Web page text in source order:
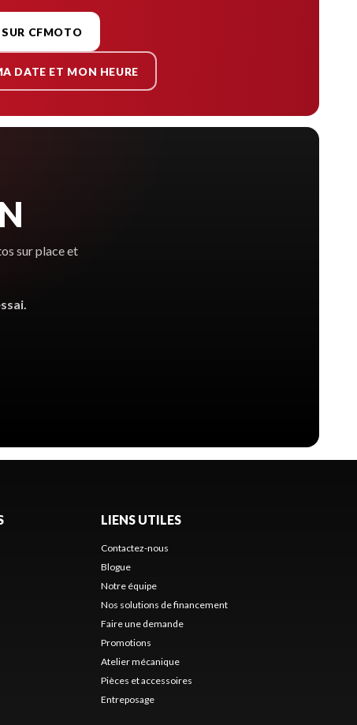
SUR CFMOTO
DATE ET MON HEURE
sur place et
LIENS UTILES
Contactez-nous
Blogue
Notre équipe
Nos solutions de financement
Faire une demande
Promotions
Atelier mécanique
Pièces et accessoires
Entreposage